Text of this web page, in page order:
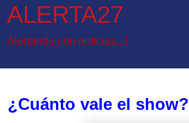
ALERTA27
Alertando con noticias...!
¿Cuánto vale el show?